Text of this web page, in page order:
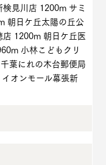
見川店 1200m サミ
朝日ケ丘太陽の丘公
1200m 朝日ケ丘医
小林こどもクリ
葉にれの木台郵便局
オンモール幕張新